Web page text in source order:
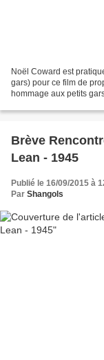
Noël Coward est
gars) pour ce film de
hommage aux petits
Brève
Lean - 1945
Publié le 16/09/2015 à
Par Shangols